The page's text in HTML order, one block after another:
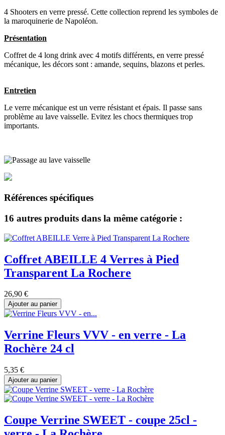
4 Shooters en verre pressé. Cette collection reprend les symboles de
la maroquinerie de Napoléon.
Présentation
Coffret de 4 long drink avec 4 motifs différents, en verre pressé
mécanique, les décors sont : amande, sequins, blazons et perles.
Entretien
Le verre mécanique est un verre résistant et épais. Il passe sans
problème au lave vaisselle. Evitez les chocs thermiques trop
importants.
Références spécifiques
16 autres produits dans la même catégorie :
Coffret ABEILLE 4 Verres à Pied
Transparent La Rochere
26,90 €
Ajouter au panier
Verrine Fleurs VVV - en verre - La
Rochère 24 cl
5,35 €
Ajouter au panier
Coupe Verrine SWEET - coupe 25cl -